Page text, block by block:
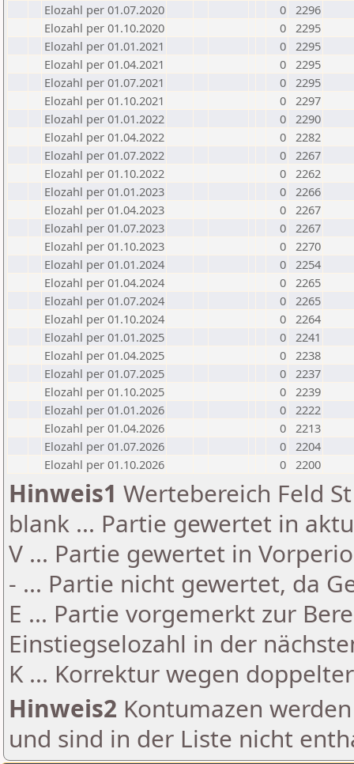
Elozahl per 01.07.2020
0 2296
Elozahl per 01.10.2020
0 2295
Elozahl per 01.01.2021
0 2295
Elozahl per 01.04.2021
0 2295
Elozahl per 01.07.2021
0 2295
Elozahl per 01.10.2021
0 2297
Elozahl per 01.01.2022
0 2290
Elozahl per 01.04.2022
0 2282
Elozahl per 01.07.2022
0 2267
Elozahl per 01.10.2022
0 2262
Elozahl per 01.01.2023
0 2266
Elozahl per 01.04.2023
0 2267
Elozahl per 01.07.2023
0 2267
Elozahl per 01.10.2023
0 2270
Elozahl per 01.01.2024
0 2254
Elozahl per 01.04.2024
0 2265
Elozahl per 01.07.2024
0 2265
Elozahl per 01.10.2024
0 2264
Elozahl per 01.01.2025
0 2241
Elozahl per 01.04.2025
0 2238
Elozahl per 01.07.2025
0 2237
Elozahl per 01.10.2025
0 2239
Elozahl per 01.01.2026
0 2222
Elozahl per 01.04.2026
0 2213
Elozahl per 01.07.2026
0 2204
Elozahl per 01.10.2026
0 2200
Hinweis1 Wertebereich Feld
blank ... Partie gewertet in
V ... Partie gewertet in
- ... Partie nicht gewertet, da
E ... Partie vorgemerkt zur
Einstiegselozahl in der
K ... Korrektur wegen
Hinweis2 Kontumazen
und sind in der Liste nicht